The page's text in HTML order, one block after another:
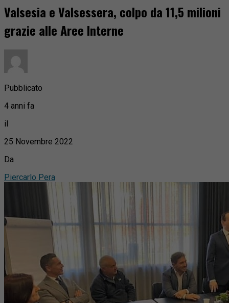
Valsesia e Valsessera, colpo da 11,5 milioni
grazie alle Aree Interne
Pubblicato
4 anni fa
il
25 Novembre 2022
Da
Piercarlo Pera